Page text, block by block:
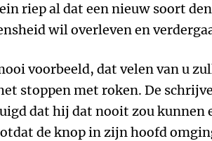
riep al dat een nieuw soort
wil overleven en
voorbeeld, dat velen van u
stoppen met roken. De
dat hij dat nooit zou kunnen
de knop in zijn hoofd